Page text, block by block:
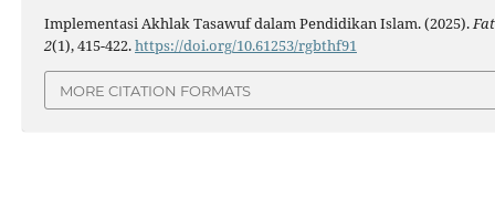
Implementasi Akhlak Tasawuf dalam Pendidikan Islam. (2025).
2(1), 415-422.https://doi.org/10.61253/rgbthf91
MORE CITATION FORMATS